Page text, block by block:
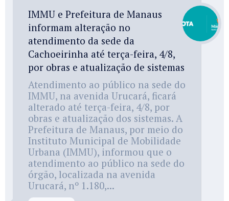
IMMU e Prefeitura de Manaus
informam alteração no
atendimento da sede da
Cachoeirinha até terça-feira, 4/8,
por obras e atualização de sistemas
Atendimento ao público na sede do
IMMU, na avenida Urucará, ficará
alterado até terça-feira, 4/8, por
obras e atualização dos sistemas. A
Prefeitura de Manaus, por meio do
Instituto Municipal de Mobilidade
Urbana (IMMU), informou que o
atendimento ao público na sede do
órgão, localizada na avenida
Urucará, nº 1.180,...